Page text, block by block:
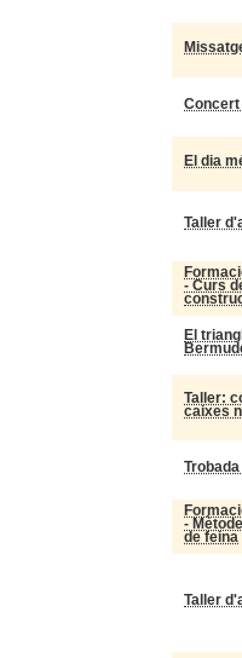
El dia
Taller
- Curs
El
Taller:
caixes
-
de feina
Taller